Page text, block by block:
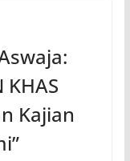
KHAS
Kajian